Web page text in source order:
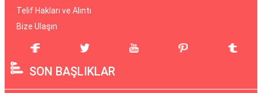
Telif Hakları ve Alıntı
Bize Ulaşın
SON BAŞLIKLAR